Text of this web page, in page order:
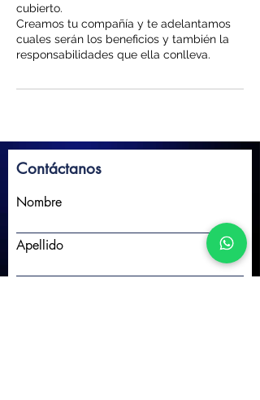
cubierto.
Creamos tu compañía y te adelantamos
cuales serán los beneficios y también la
responsabilidades que ella conlleva.
Contáctanos
Nombre
Apellido